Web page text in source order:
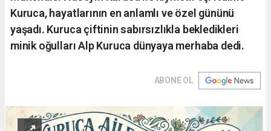
Kuruca, hayatlarının en anlamlı ve özel gününü
yaşadı. Kuruca çiftinin sabırsızlıkla bekledikleri
minik oğulları Alp Kuruca dünyaya merhaba dedi.
ABONE OL